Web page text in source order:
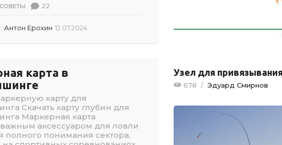
22
Антон Ерохин 12.07.2024
2
4
карта в
карту для
Скачать карту глубин для
Маркерная карта
аксессуаром для ловли
полного понимания сектора,
Узел для
678 /Эдуард Смирнов